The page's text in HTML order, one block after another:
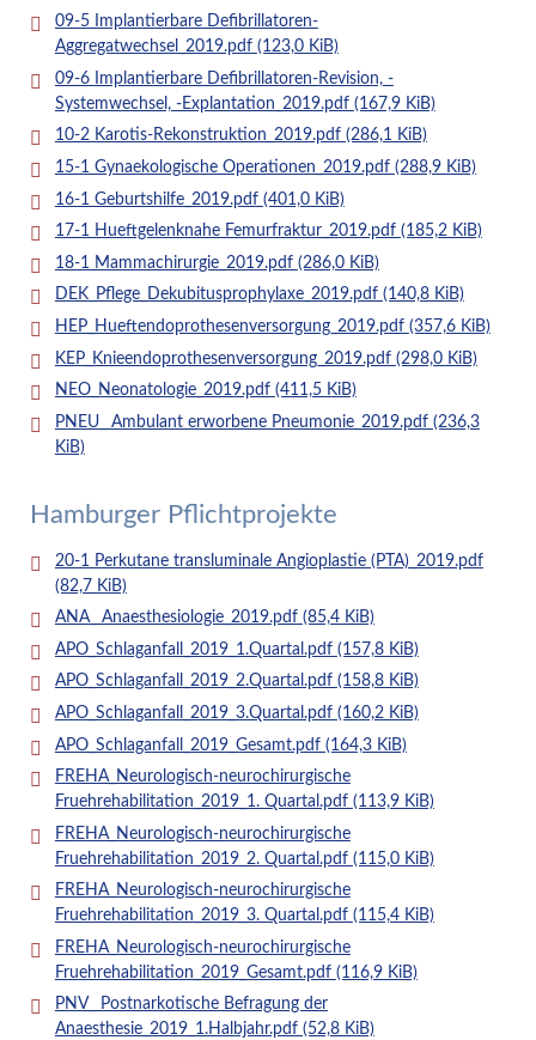
09-5 Implantierbare Defibrillatoren-
Aggregatwechsel_2019.pdf (123,0 KiB)
09-6 Implantierbare Defibrillatoren-Revision, -
Systemwechsel, -Explantation_2019.pdf (167,9 KiB)
10-2 Karotis-Rekonstruktion_2019.pdf (286,1 KiB)
15-1 Gynaekologische Operationen_2019.pdf (288,9 KiB)
16-1 Geburtshilfe_2019.pdf (401,0 KiB)
17-1 Hueftgelenknahe Femurfraktur_2019.pdf (185,2 KiB)
18-1 Mammachirurgie_2019.pdf (286,0 KiB)
DEK_Pflege_Dekubitusprophylaxe_2019.pdf (140,8 KiB)
HEP_Hueftendoprothesenversorgung_2019.pdf (357,6 KiB)
KEP_Knieendoprothesenversorgung_2019.pdf (298,0 KiB)
NEO_Neonatologie_2019.pdf (411,5 KiB)
PNEU_ Ambulant erworbene Pneumonie_2019.pdf (236,3
KiB)
Hamburger Pflichtprojekte
20-1 Perkutane transluminale Angioplastie (PTA)_2019.pdf
(82,7 KiB)
ANA_ Anaesthesiologie_2019.pdf (85,4 KiB)
APO_Schlaganfall_2019_1.Quartal.pdf (157,8 KiB)
APO_Schlaganfall_2019_2.Quartal.pdf (158,8 KiB)
APO_Schlaganfall_2019_3.Quartal.pdf (160,2 KiB)
APO_Schlaganfall_2019_Gesamt.pdf (164,3 KiB)
FREHA_Neurologisch-neurochirurgische
Fruehrehabilitation_2019_1. Quartal.pdf (113,9 KiB)
FREHA_Neurologisch-neurochirurgische
Fruehrehabilitation_2019_2. Quartal.pdf (115,0 KiB)
FREHA_Neurologisch-neurochirurgische
Fruehrehabilitation_2019_3. Quartal.pdf (115,4 KiB)
FREHA_Neurologisch-neurochirurgische
Fruehrehabilitation_2019_Gesamt.pdf (116,9 KiB)
PNV_ Postnarkotische Befragung der
Anaesthesie_2019_1.Halbjahr.pdf (52,8 KiB)